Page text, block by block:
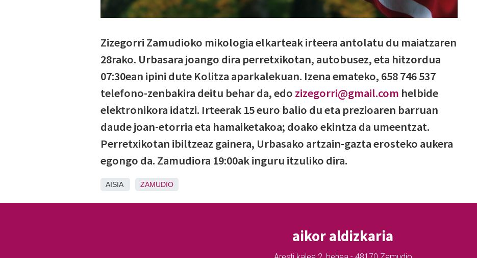
Zizegorri Zamudioko mikologia elkarteak irteera antolatu du maiatzaren
28rako. Urbasara joango dira perretxikotan, autobusez, eta hitzordua
07:30ean ipini dute Kolitza aparkalekuan. Izena emateko, 658 746 537
telefono-zenbakira deitu behar da, edo zizegorri@gmail.com helbide
elektronikora idatzi. Irteerak 15 euro balio du eta prezioaren barruan
daude joan-etorria eta hamaiketakoa; doako ekintza da umeentzat.
Perretxikotan ibiltzeaz gainera, Urbasako artzain-gazta erosteko aukera
egongo da. Zamudiora 19:00ak inguru itzuliko dira.
AISIA ZAMUDIO
aikor aldizkaria